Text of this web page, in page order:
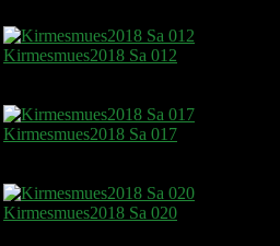
Kirmesmues2018 Sa 012
Kirmesmues2018 Sa 017
Kirmesmues2018 Sa 020